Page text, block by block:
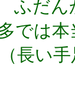
、
では本
長い